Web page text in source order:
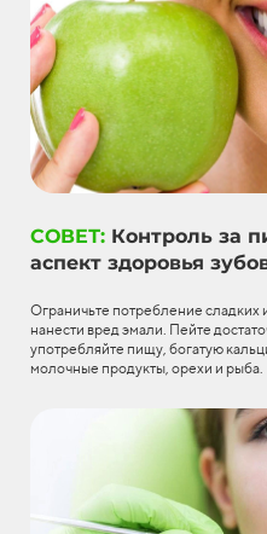
СОВЕТ: Контроль за
аспект здоровья
Ограничьте потребление сладких
нанести вред эмали. Пейте
употребляйте пищу, богатую
молочные продукты, орехи и рыба.